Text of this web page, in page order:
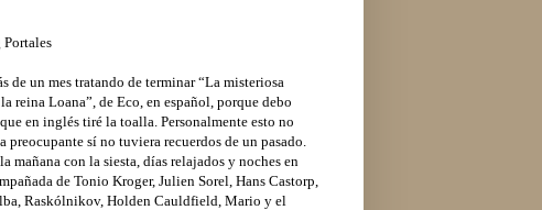
de un mes tratando de terminar “La misteriosa
reina Loana”, de Eco, en español, porque debo
en inglés tiré la toalla. Personalmente esto no
preocupante sí no tuviera recuerdos de un pasado.
mañana con la siesta, días relajados y noches en
de Tonio Kroger, Julien Sorel, Hans Castorp,
Raskólnikov, Holden Cauldfield, Mario y el